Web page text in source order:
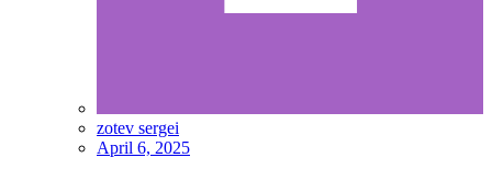
zotev sergei
April 6, 2025